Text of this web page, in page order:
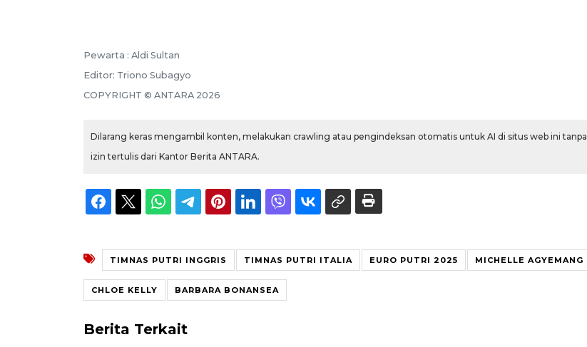
Pewarta : Aldi Sultan
Editor: Triono Subagyo
COPYRIGHT © ANTARA 2026
Dilarang keras mengambil konten, melakukan crawling atau pengindeksan otomatis untuk AI di situs web ini tanpa
izin tertulis dari Kantor Berita ANTARA.
TIMNAS PUTRI INGGRIS TIMNAS PUTRI ITALIA EURO PUTRI 2025 MICHELLE AGYEMANG
CHLOE KELLY BARBARA BONANSEA
Berita Terkait